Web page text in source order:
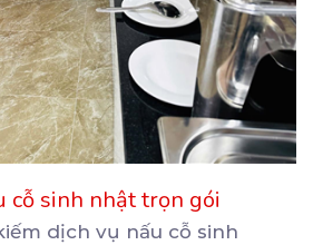
cỗ sinh nhật trọn gói
dịch vụ nấu cỗ sinh